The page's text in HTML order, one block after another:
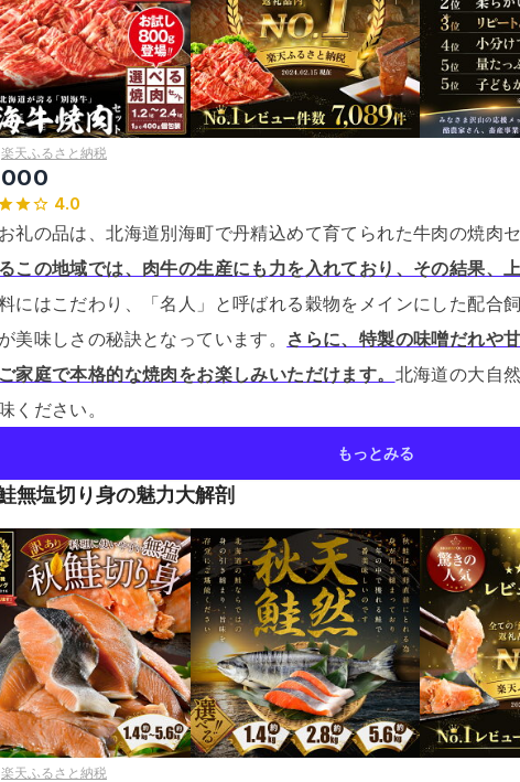
楽天ふるさと納税
4.0
礼の品は、北海道別海町で丹精込めて育てられた牛肉の焼肉セ
この地域では、肉牛の生産にも力を入れており、その結果、
にはこだわり、「名人」と呼ばれる穀物をメインにした配合飼
美味しさの秘訣となっています。 さらに、特製の味噌だれや
家庭で本格的な焼肉をお楽しみいただけます。 北海道の大自
ください。
もっとみる
無塩切り身の魅力大解剖
楽天ふるさと納税